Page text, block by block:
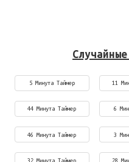
5 Минута Таймер 11
44 Минута Таймер 6
46 Минута Таймер 3
32 Минута Таймер 28